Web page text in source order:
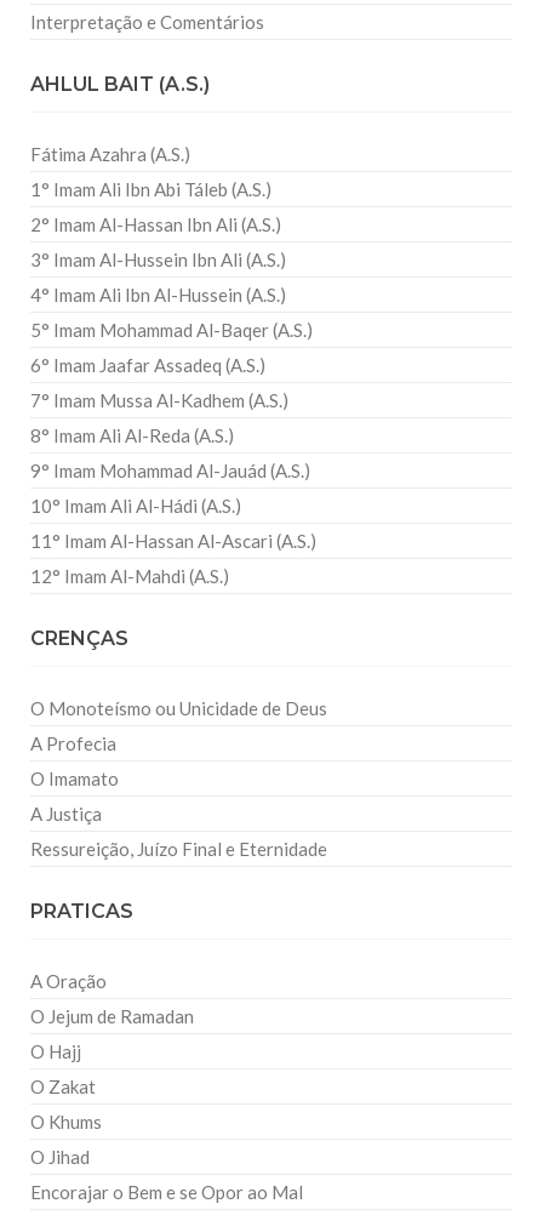
Interpretação e Comentários
AHLUL BAIT (A.S.)
Fátima Azahra (A.S.)
1° Imam Ali Ibn Abi Táleb (A.S.)
2° Imam Al-Hassan Ibn Ali (A.S.)
3° Imam Al-Hussein Ibn Ali (A.S.)
4° Imam Ali Ibn Al-Hussein (A.S.)
5° Imam Mohammad Al-Baqer (A.S.)
6° Imam Jaafar Assadeq (A.S.)
7° Imam Mussa Al-Kadhem (A.S.)
8° Imam Ali Al-Reda (A.S.)
9° Imam Mohammad Al-Jauád (A.S.)
10° Imam Ali Al-Hádi (A.S.)
11° Imam Al-Hassan Al-Ascari (A.S.)
12° Imam Al-Mahdi (A.S.)
CRENÇAS
O Monoteísmo ou Unicidade de Deus
A Profecia
O Imamato
A Justiça
Ressureição, Juízo Final e Eternidade
PRATICAS
A Oração
O Jejum de Ramadan
O Hajj
O Zakat
O Khums
O Jihad
Encorajar o Bem e se Opor ao Mal